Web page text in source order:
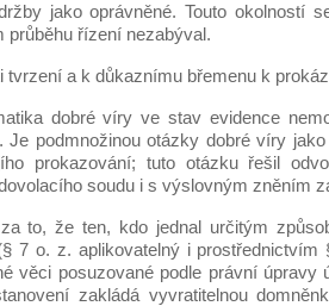
jako oprávněné. Touto okolností
průběhu řízení nezabýval.
tvrzení a k důkaznímu břemenu k
dobré víry ve stav evidence
Je podmnožinou otázky dobré víry
prokazování; tuto otázku řešil
soudu i s výslovným zněním
to, že ten, kdo jednal určitým
7 o. z. aplikovatelný i prostřednictvím
věci posuzované podle právní úpravy
zakládá vyvratitelnou